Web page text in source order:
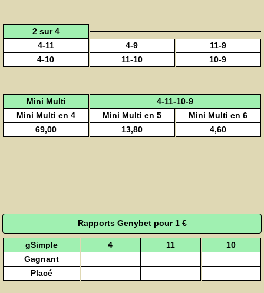
2 sur 4
4-11
4-9
11-9
4-10
11-10 10-9
Mini Multi
4-11-10-9
Mini Multi en 4
Mini Multi en 5
Mini Multi en 6
69,00
13,80 4,60
Rapports Genybet pour 1 €
gSimple 4 11
10
Gagnant
Placé